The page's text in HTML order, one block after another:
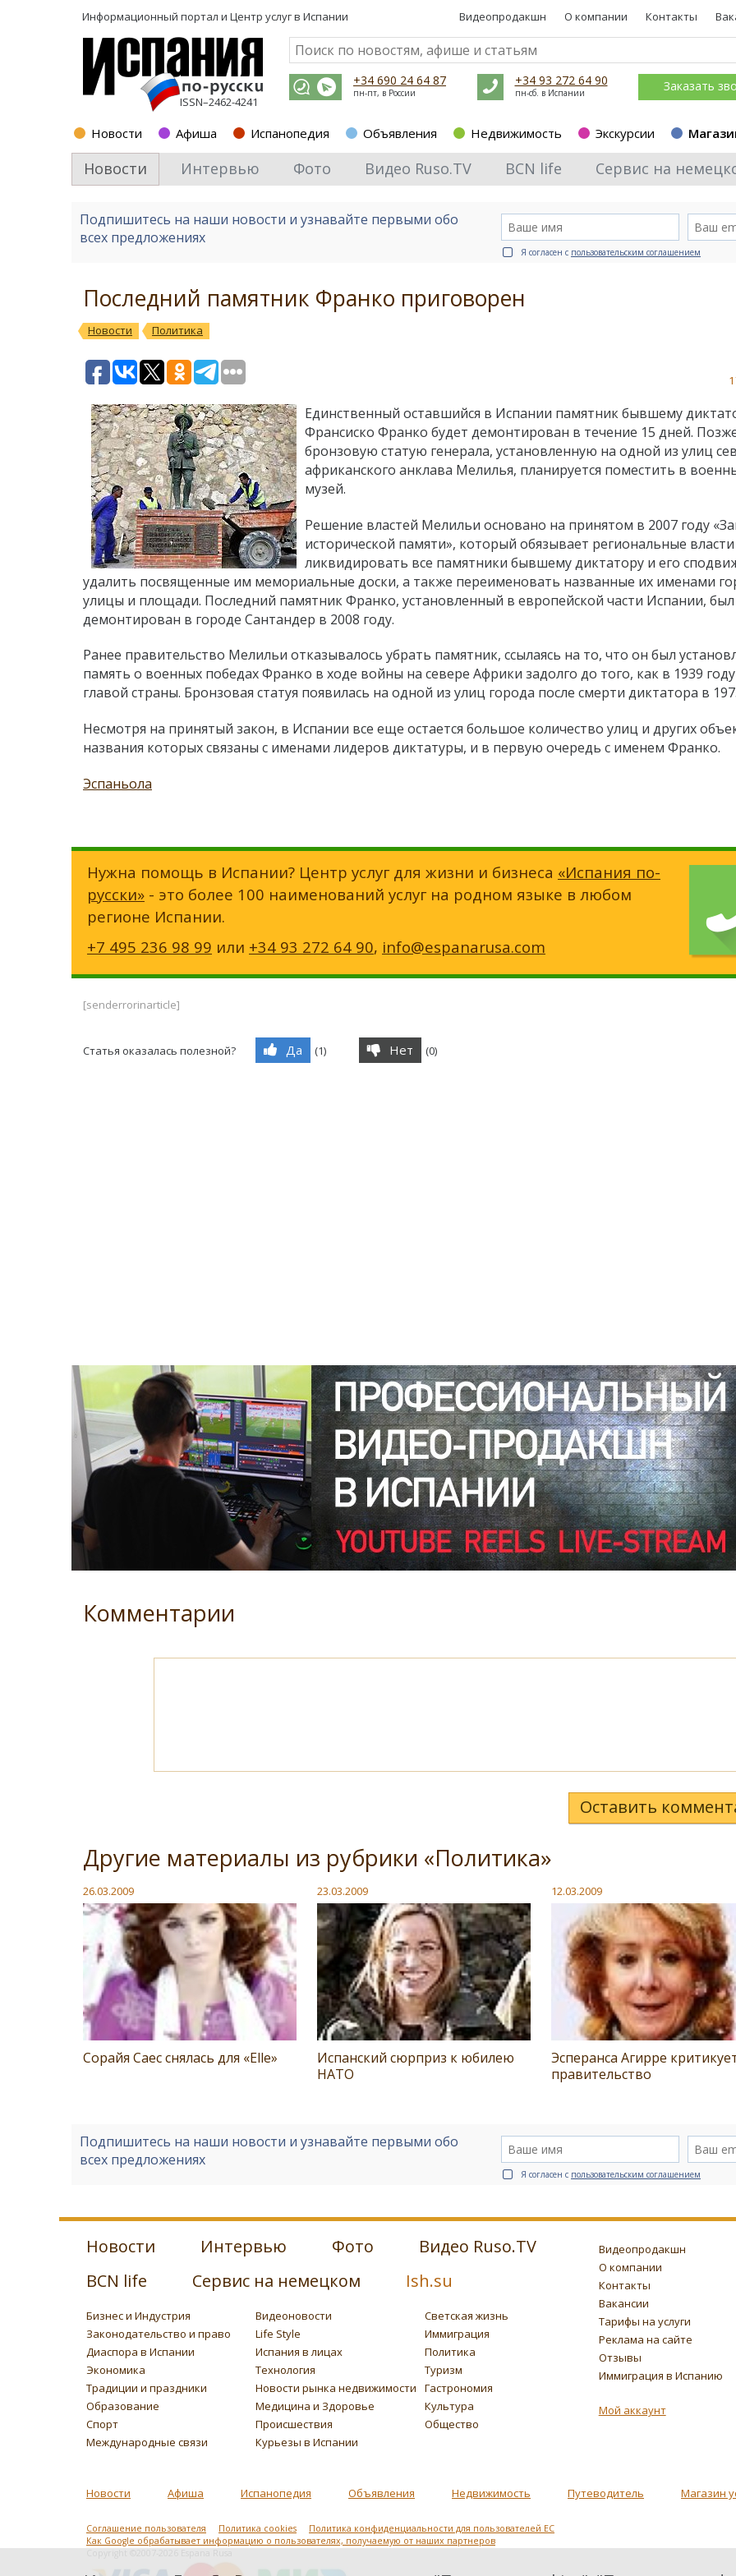
Информационный портал и Центр услуг в Испании Видеопродакшн О компании Контакты
ISSN–2462-4241
+34 690 24 64 87
пн-пт, в России
+34 93 272 64 90
пн-сб. в Испании Заказать
Новости Афиша Испанопедия Объявления Недвижимость Экскурсии
Новости Интервью Фото Видео Ruso.TV BCN life Сервис на
Подпишитесь на наши новости и узнавайте первыми обо
всех предложениях
Я согласен с пользовательским соглашением
Последний памятник Франко приговорен
Новости Политика
Единственный оставшийся в Испании памятник бывшему
Франсиско Франко будет демонтирован в течение 15 дней.
бронзовую статую генерала, установленную на одной из улиц
африканского анклава Мелилья, планируется поместить в
музей.
Решение властей Мелильи основано на принятом в 2007 году
исторической памяти», который обязывает региональные власти
ликвидировать все памятники бывшему диктатору и его
удалить посвященные им мемориальные доски, а также переименовать названные их именами
улицы и площади. Последний памятник Франко, установленный в европейской части Испании, был
демонтирован в городе Сантандер в 2008 году.
Ранее правительство Мелильи отказывалось убрать памятник, ссылаясь на то, что он был
память о военных победах Франко в ходе войны на севере Африки задолго до того, как в 1939
главой страны. Бронзовая статуя появилась на одной из улиц города после смерти диктатора в
Несмотря на принятый закон, в Испании все еще остается большое количество улиц и других
названия которых связаны с именами лидеров диктатуры, и в первую очередь с именем Франко.
Эспаньола
Нужна помощь в Испании? Центр услуг для жизни и бизнеса «Испания по-
русски» - это более 100 наименований услуг на родном языке в любом
регионе Испании.
+7 495 236 98 99 или +34 93 272 64 90, info@espanarusa.com
[senderrorinarticle]
Статья оказалась полезной? Да (1) Нет (0)
Комментарии
Оставить
Другие материалы из рубрики «Политика»
26.03.2009
Сорайя Саес снялась для «Elle»
23.03.2009
Испанский сюрприз к юбилею
НАТО
12.03.2009
Эсперанса Агирре
правительство
Подпишитесь на наши новости и узнавайте первыми обо
всех предложениях
Я согласен с пользовательским соглашением
Новости Интервью Фото
Видео Ruso.TV
BCN life
Сервис на немецком Ish.su
Бизнес и Индустрия Видеоновости
Светская жизнь
Законодательство и право
Life Style
Иммиграция
Диаспора в Испании
Испания в лицах
Политика
Экономика
Технология
Туризм
Традиции и праздники
Новости рынка недвижимости
Гастрономия
Образование
Медицина и Здоровье
Культура
Спорт
Происшествия
Общество
Международные связи
Курьезы в Испании
Видеопродакшн
О компании
Контакты
Вакансии
Тарифы на услуги
Реклама на сайте
Отзывы
Иммиграция в Испанию
Мой аккаунт
Новости Афиша Испанопедия Объявления Недвижимость Путеводитель Магазин
Соглашение пользователя Политика cookies
Политика конфиденциальности для пользователей ЕС
Как Google обрабатывает информацию о пользователях, получаемую от наших партнеров